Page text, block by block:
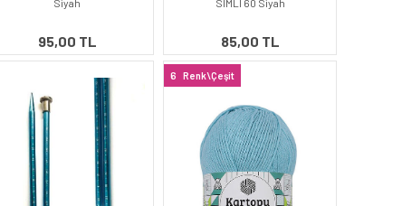
Siyah
95,00 TL
SİMLİ 60 Siyah
85,00 TL
6 Renk\Çeşit